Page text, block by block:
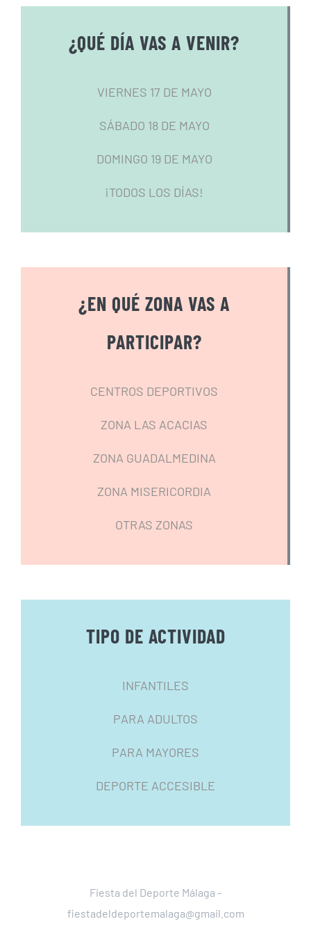
¿QUÉ DÍA VAS A VENIR?
VIERNES 17 DE MAYO
SÁBADO 18 DE MAYO
DOMINGO 19 DE MAYO
¡TODOS LOS DÍAS!
¿EN QUÉ ZONA VAS A
PARTICIPAR?
CENTROS DEPORTIVOS
ZONA LAS ACACIAS
ZONA GUADALMEDINA
ZONA MISERICORDIA
OTRAS ZONAS
TIPO DE ACTIVIDAD
INFANTILES
PARA ADULTOS
PARA MAYORES
DEPORTE ACCESIBLE
Fiesta del Deporte Málaga -
fiestadeldeportemalaga@gmail.com